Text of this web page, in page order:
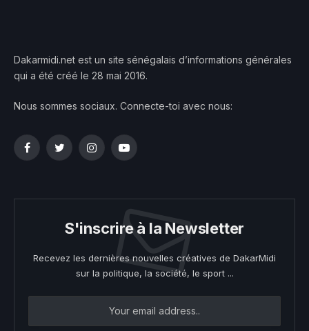
Dakarmidi.net est un site sénégalais d’informations générales
qui a été créé le 28 mai 2016.
Nous sommes sociaux. Connecte-toi avec nous:
FacebookTwitterInstagramYouTube
S'inscrire à la Newsletter
Recevez les dernières nouvelles créatives de DakarMidi
sur la politique, la société, le sport ...